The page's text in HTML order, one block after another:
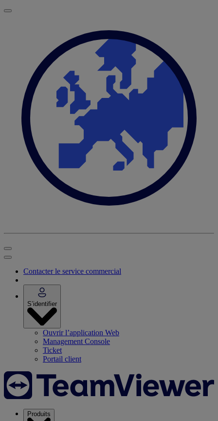
Contacter le service commercial
S’identifier
Ouvrir l’application Web
Management Console
Ticket
Portail client
Produits